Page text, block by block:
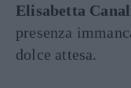
Elisabetta
presenza
dolce attesa.